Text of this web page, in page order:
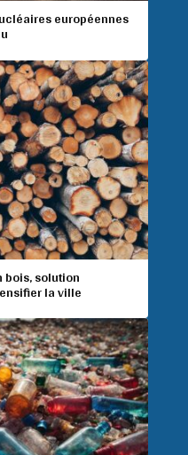
européennes
bois, solution
la ville